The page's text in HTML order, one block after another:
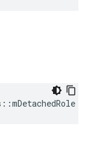
::mDetachedRole